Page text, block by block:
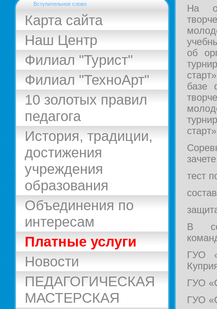
Вступительное слово
Карта сайта
Наш Центр
Филиал "Турист"
Филиал "ТехноАрт"
10 золотых правил
педагога
История, традиции,
достижения
учреждения
образования
Объединения по
интересам
Платные услуги
Новости
ПЕДАГОГИЧЕСКАЯ
МАСТЕРСКАЯ
На
об
базе
тест
В
ГУО
ГУО
ГУО